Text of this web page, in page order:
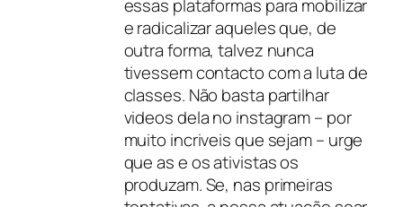
essas plataformas para mobilizar
e radicalizar aqueles que, de
outra forma, talvez nunca
tivessem contacto com a luta de
classes. Não basta partilhar
videos dela no instagram – por
muito incriveis que sejam – urge
que as e os ativistas os
produzam. Se, nas primeiras